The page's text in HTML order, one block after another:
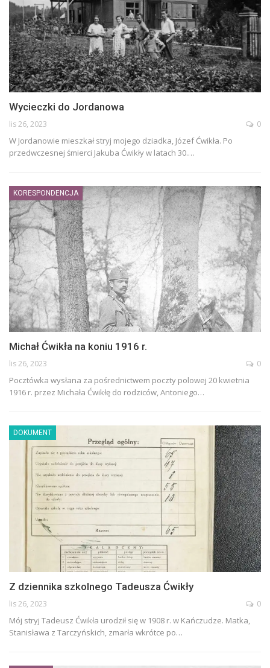
Wycieczki do Jordanowa
lis 26, 2023 0
W Jordanowie mieszkał stryj mojego dziadka, Józef Ćwikła. Po
przedwczesnej śmierci Jakuba Ćwikły w latach 30.…
KORESPONDENCJA
Michał Ćwikła na koniu 1916 r.
lis 26, 2023 0
Pocztówka wysłana za pośrednictwem poczty polowej 20 kwietnia
1916 r. przez Michała Ćwikłę do rodziców, Antoniego…
DOKUMENT
Z dziennika szkolnego Tadeusza Ćwikły
lis 26, 2023 0
Mój stryj Tadeusz Ćwikła urodził się w 1908 r. w Kańczudze. Matka,
Stanisława z Tarczyńskich, zmarła wkrótce po…